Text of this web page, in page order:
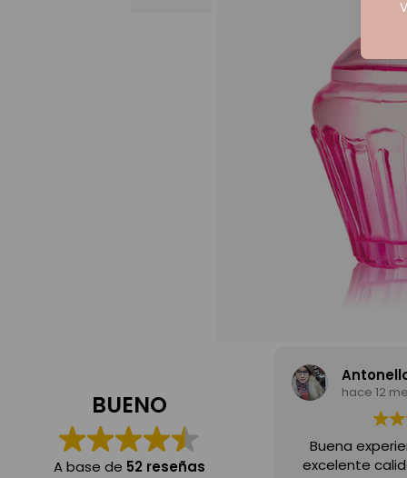
BUENO
A base de 52 reseñas
hace 12
Buena
excelente